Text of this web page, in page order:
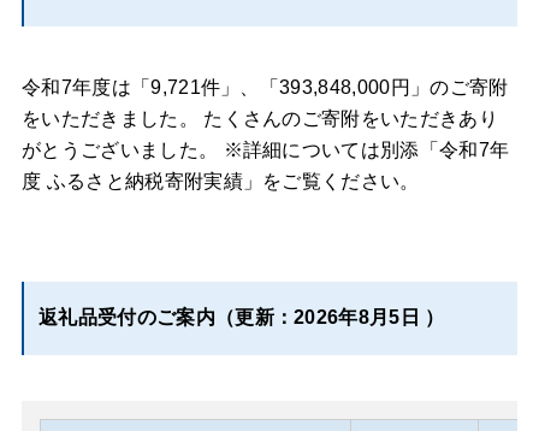
令和7年度は「9,721件」、「393,848,000円」のご寄附
をいただきました。 たくさんのご寄附をいただきあり
がとうございました。 ※詳細については別添「令和7年
度 ふるさと納税寄附実績」をご覧ください。
返礼品受付のご案内（更新：2026年8月5日 ）